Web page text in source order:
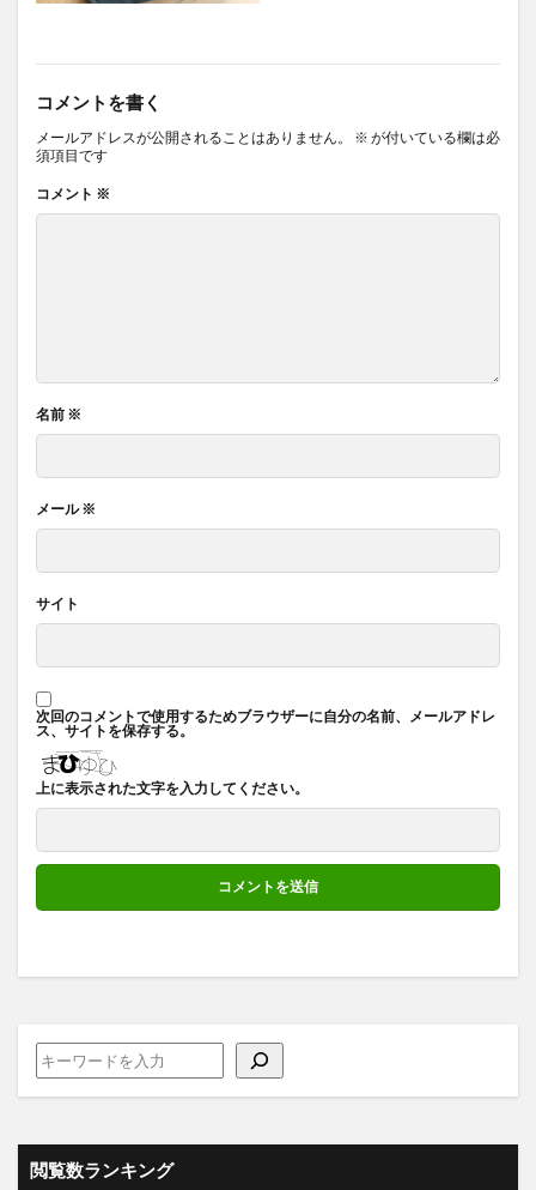
コメントを書く
メールアドレスが公開されることはありません。 ※ が付いている欄は必
須項目です
コメント ※
名前 ※
メール※
サイト
次回のコメントで使用するためブラウザーに自分の名前、メールアドレ
ス、サイトを保存する。
上に表示された文字を入力してください。
閲覧数ランキング